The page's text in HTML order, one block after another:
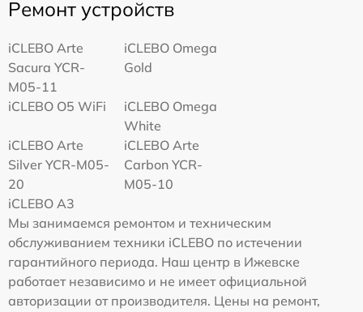
Ремонт устройств
iCLEBO Arte
Sacura YCR-
M05-11
iCLEBO Omega
Gold
iCLEBO O5 WiFi
iCLEBO Omega
White
iCLEBO Arte
Silver YCR-M05-
20
iCLEBO Arte
Carbon YCR-
M05-10
iCLEBO A3
Мы занимаемся ремонтом и техническим
обслуживанием техники iCLEBO по истечении
гарантийного периода. Наш центр в Ижевске
работает независимо и не имеет официальной
авторизации от производителя. Цены на ремонт,